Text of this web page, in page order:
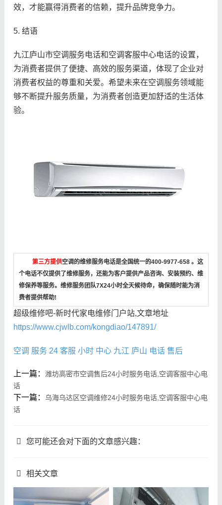
效，才能赢得消费者的信赖，提升品牌竞争力。
5. 结语
九江庐山市空调服务电话和空调客服中心电话的设置，
为消费者提供了便捷、高效的服务渠道，体现了企业对
消费者权益的尊重和关爱。希望未来在空调服务领域能
够不断提升服务质量，为消费者创造更加舒适的生活体
验。
第三方提供空调的维修服务电话是全国统一的400-9977-658 。这
个电话不仅提供了维修服务，还能为客户提供产品咨询、安装预约、维
修保养等服务。维修服务团队7X24小时全天候待命，确保随时能为消
费者提供帮助!
超级维修吧-新时代家电维修门户站,文章地址
https://www.cjwlb.com/kongdiao/147891/
空调 服务 24 客服 小时 中心 九江 庐山 电话 售后
上一篇： 潍坊高密市空调售后24小时服务电话,空调客服中心电
话
下一篇： 乌海乌达区空调维修24小时服务电话,空调客服中心电
话
您可能还会对下面的文章感兴趣：
相关文章